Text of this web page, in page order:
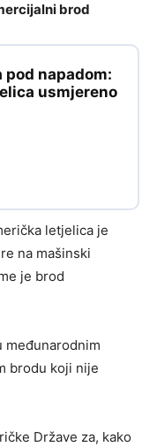
brod
pod napadom:
usmjereno
letjelica je
na mašinski
je brod
međunarodnim
brodu koji nije
Države za, kako